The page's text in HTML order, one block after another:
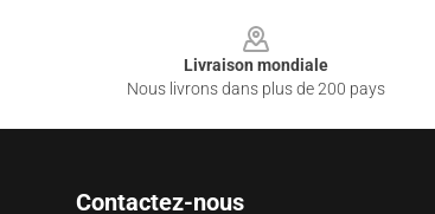
Livraison mondiale
Nous livrons dans plus de 200 pays
Contactez-nous